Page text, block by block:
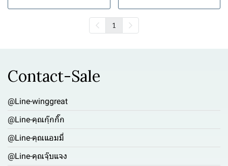
1
Contact-Sale
@Line-winggreat
@Line-คุณกุ๊กกิ๊ก
@Line-คุณแอมมี่
@Line-คุณจุ๊บแจง